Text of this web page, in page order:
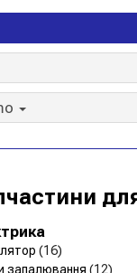
(16)
запалювання (12)